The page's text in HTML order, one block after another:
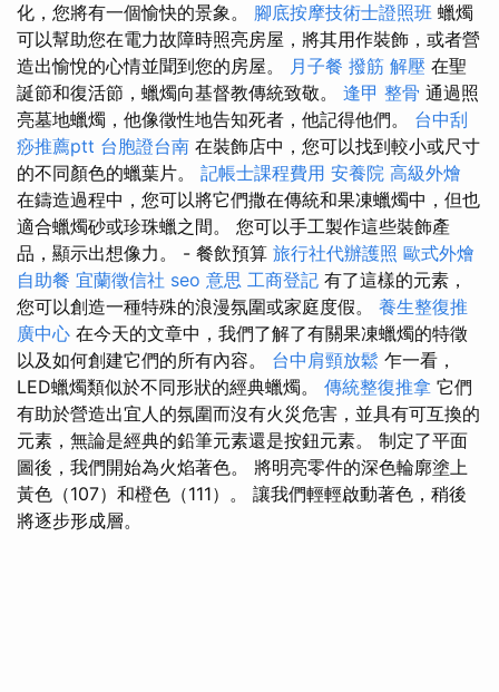
化，您將有一個愉快的景象。 腳底按摩技術士證照班 蠟燭
可以幫助您在電力故障時照亮房屋，將其用作裝飾，或者營
造出愉悅的心情並聞到您的房屋。 月子餐 撥筋 解壓 在聖
誕節和復活節，蠟燭向基督教傳統致敬。 逢甲 整骨 通過照
亮墓地蠟燭，他像徵性地告知死者，他記得他們。 台中刮
痧推薦ptt 台胞證台南 在裝飾店中，您可以找到較小或尺寸
的不同顏色的蠟葉片。 記帳士課程費用 安養院 高級外燴
在鑄造過程中，您可以將它們撒在傳統和果凍蠟燭中，但也
適合蠟燭砂或珍珠蠟之間。 您可以手工製作這些裝飾產
品，顯示出想像力。 - 餐飲預算 旅行社代辦護照 歐式外燴
自助餐 宜蘭徵信社 seo 意思 工商登記 有了這樣的元素，
您可以創造一種特殊的浪漫氛圍或家庭度假。 養生整復推
廣中心 在今天的文章中，我們了解了有關果凍蠟燭的特徵
以及如何創建它們的所有內容。 台中肩頸放鬆 乍一看，
LED蠟燭類似於不同形狀的經典蠟燭。 傳統整復推拿 它們
有助於營造出宜人的氛圍而沒有火災危害，並具有可互換的
元素，無論是經典的鉛筆元素還是按鈕元素。 制定了平面
圖後，我們開始為火焰著色。 將明亮零件的深色輪廓塗上
黃色（107）和橙色（111）。 讓我們輕輕啟動著色，稍後
將逐步形成層。